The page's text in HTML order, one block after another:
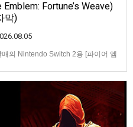
Fortune’s Weave)
막)
의 Nintendo Switch 2용 [파이어 엠